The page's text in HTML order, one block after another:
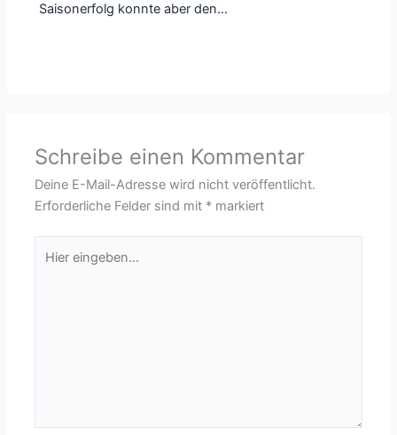
Saisonerfolg konnte aber den…
Schreibe einen Kommentar
Deine E-Mail-Adresse wird nicht veröffentlicht.
Erforderliche Felder sind mit * markiert
eingeben…